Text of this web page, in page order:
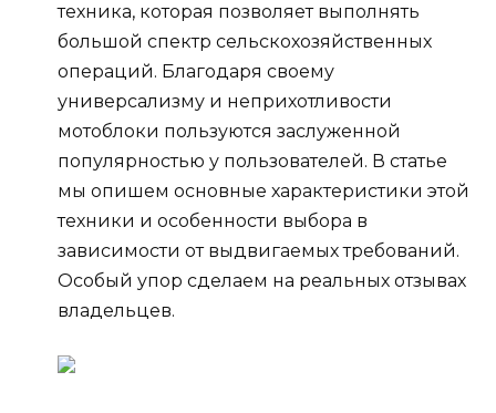
техника, которая позволяет выполнять
большой спектр сельскохозяйственных
операций. Благодаря своему
универсализму и неприхотливости
мотоблоки пользуются заслуженной
популярностью у пользователей. В статье
мы опишем основные характеристики этой
техники и особенности выбора в
зависимости от выдвигаемых требований.
Особый упор сделаем на реальных отзывах
владельцев.